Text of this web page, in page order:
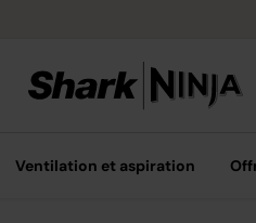
Ventilation et aspiration